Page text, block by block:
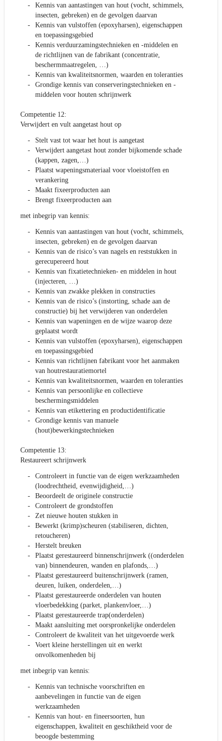
Kennis van aantastingen van hout (vocht, schimmels,
insecten, gebreken) en de gevolgen daarvan
Kennis van vulstoffen (epoxyharsen), eigenschappen
en toepassingsgebied
Kennis verduurzamingstechnieken en -middelen en
de richtlijnen van de fabrikant (concentratie,
beschermmaatregelen, …)
Kennis van kwaliteitsnormen, waarden en toleranties
Grondige kennis van conserveringstechnieken en -
middelen voor houten schrijnwerk
Competentie 12:
Verwijdert en vult aangetast hout op
Stelt vast tot waar het hout is aangetast
Verwijdert aangetast hout zonder bijkomende schade
(kappen, zagen,…)
Plaatst wapeningsmateriaal voor vloeistoffen en
verankering
Maakt fixeerproducten aan
Brengt fixeerproducten aan
met inbegrip van kennis:
Kennis van aantastingen van hout (vocht, schimmels,
insecten, gebreken) en de gevolgen daarvan
Kennis van de risico’s van nagels en reststukken in
gerecupereerd hout
Kennis van fixatietechnieken- en middelen in hout
(injecteren, …)
Kennis van zwakke plekken in constructies
Kennis van de risico’s (instorting, schade aan de
constructie) bij het verwijderen van onderdelen
Kennis van wapeningen en de wijze waarop deze
geplaatst wordt
Kennis van vulstoffen (epoxyharsen), eigenschappen
en toepassingsgebied
Kennis van richtlijnen fabrikant voor het aanmaken
van houtrestauratiemortel
Kennis van kwaliteitsnormen, waarden en toleranties
Kennis van persoonlijke en collectieve
beschermingsmiddelen
Kennis van etikettering en productidentificatie
Grondige kennis van manuele
(hout)bewerkingstechnieken
Competentie 13:
Restaureert schrijnwerk
Controleert in functie van de eigen werkzaamheden
(loodrechtheid, evenwijdigheid,…)
Beoordeelt de originele constructie
Controleert de grondstoffen
Zet nieuwe houten stukken in
Bewerkt (krimp)scheuren (stabiliseren, dichten,
retoucheren)
Herstelt breuken
Plaatst gerestaureerd binnenschrijnwerk ((onderdelen
van) binnendeuren, wanden en plafonds,…)
Plaatst gerestaureerd buitenschrijnwerk (ramen,
deuren, luiken, onderdelen,…)
Plaatst gerestaureerde onderdelen van houten
vloerbedekking (parket, plankenvloer,…)
Plaatst gerestaureerde trap(onderdelen)
Maakt aansluiting met oorspronkelijke onderdelen
Controleert de kwaliteit van het uitgevoerde werk
Voert kleine herstellingen uit en werkt
onvolkomenheden bij
met inbegrip van kennis:
Kennis van technische voorschriften en
aanbevelingen in functie van de eigen
werkzaamheden
Kennis van hout- en fineersoorten, hun
eigenschappen, kwaliteit en geschiktheid voor de
beoogde bestemming